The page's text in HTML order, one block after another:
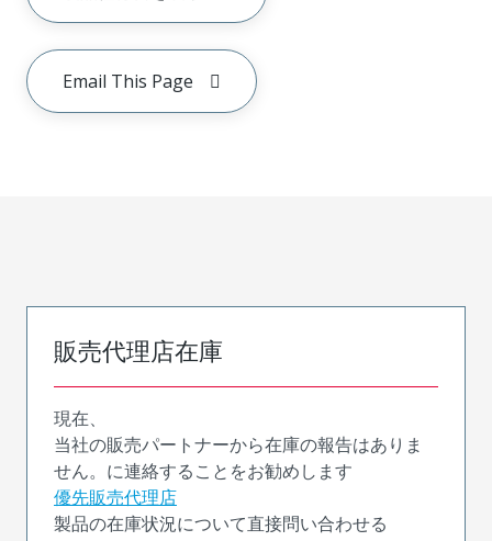
Email This Page
販売代理店在庫
現在、
当社の販売パートナーから在庫の報告はありま
せん。に連絡することをお勧めします
優先販売代理店
製品の在庫状況について直接問い合わせる